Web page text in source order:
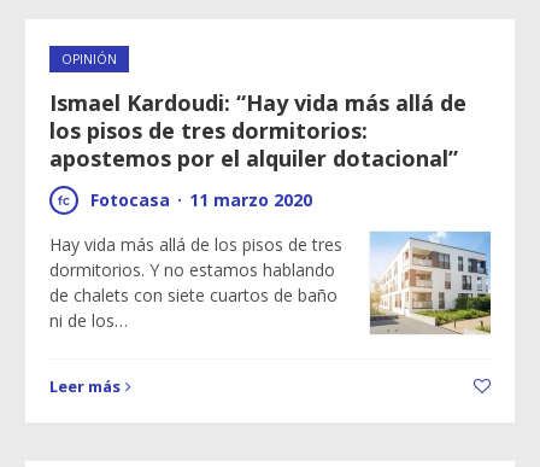
OPINIÓN
Ismael Kardoudi: “Hay vida más allá de
los pisos de tres dormitorios:
apostemos por el alquiler dotacional”
Fotocasa · 11 marzo 2020
Hay vida más allá de los pisos de tres
dormitorios. Y no estamos hablando
de chalets con siete cuartos de baño
ni de los…
Leer más